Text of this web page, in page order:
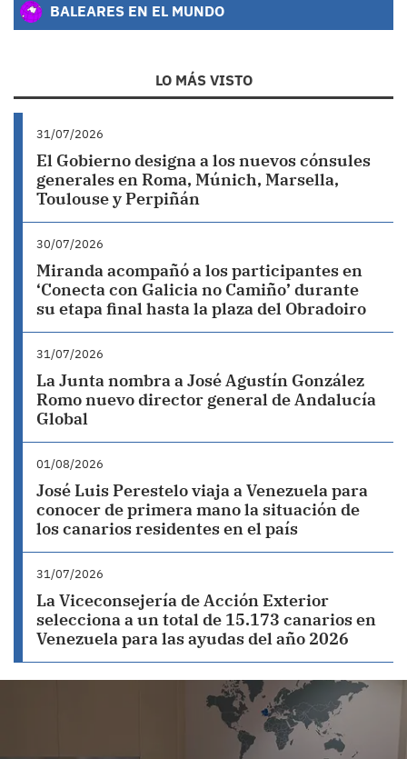
BALEARES EN EL MUNDO
LO MÁS VISTO
31/07/2026
El Gobierno designa a los nuevos cónsules
generales en Roma, Múnich, Marsella,
Toulouse y Perpiñán
30/07/2026
Miranda acompañó a los participantes en
‘Conecta con Galicia no Camiño’ durante
su etapa final hasta la plaza del Obradoiro
31/07/2026
La Junta nombra a José Agustín González
Romo nuevo director general de Andalucía
Global
01/08/2026
José Luis Perestelo viaja a Venezuela para
conocer de primera mano la situación de
los canarios residentes en el país
31/07/2026
La Viceconsejería de Acción Exterior
selecciona a un total de 15.173 canarios en
Venezuela para las ayudas del año 2026